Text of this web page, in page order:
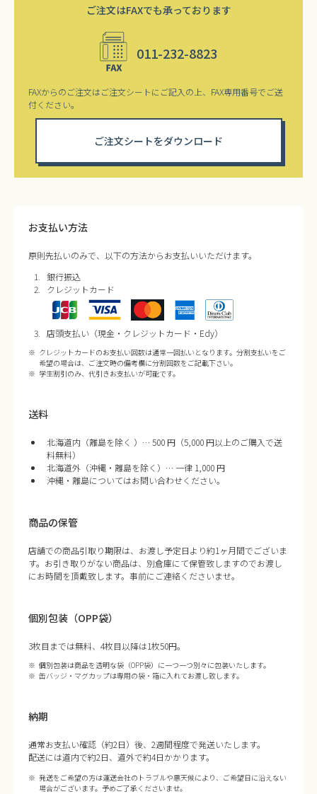
ご注文はFAXでも承っております
011-232-8823
FAXからのご注文はご注文シートにご記入の上、FAX専用番号でご送
付ください。
ご注文シートをダウンロード
お支払い方法
原則先払いのみで、以下の方法からお支払いいただけます。
銀行振込
クレジットカード
店頭支払い（現金・クレジットカード・Edy）
クレジットカードのお支払い回数は通常一回払いとなります。分割支払いをご
希望の場合は、ご注文時の備考欄に分割回数をご記載下さい。
学生割引のみ、代引きお支払いが可能です。
送料
北海道内（離島を除く ）… 500 円（5,000 円以上のご購入で送
料無料）
北海道外（沖縄・離島を除く）… 一律 1,000 円
沖縄・離島についてはお問い合わせください。
商品の保管
店舗での商品引取り期限は、お渡し予定日より約1ヶ月間でございま
す。お引き取りがない商品は、別倉庫にて保管致しますのでお渡し
にお時間を頂戴致します。事前にご連絡くださいませ。
個別包装（OPP袋）
3枚目までは無料、4枚目以降は1枚50円。
個別包装は商品を透明な袋（OPP袋）に一つ一つ別々に包装いたします。
缶バッジ・マグカップは専用の袋・箱に入れてお渡し致します。
納期
通常お支払い確認（約2日）後、2週間程度で発送いたします。
配送には道内で約2日、道外で約4日かかります。
発送をご希望の方は運送会社のトラブルや悪天候により、ご希望日に沿えない
場合がございます。予めご了承くださいませ。